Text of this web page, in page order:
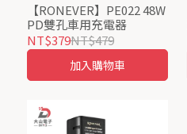
【RONEVER】PE022 48W
PD雙孔車用充電器
NT$379NT$479
加入購物車